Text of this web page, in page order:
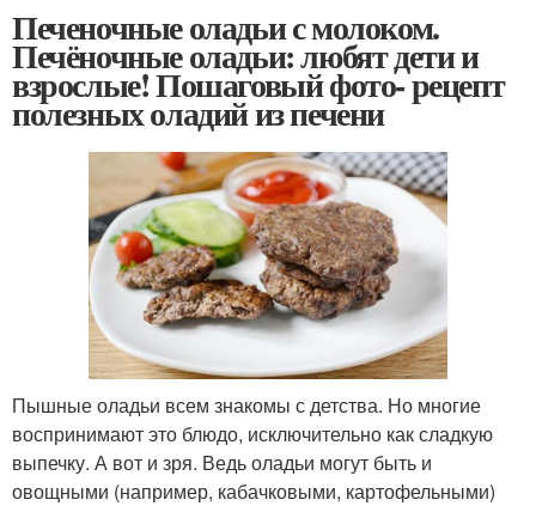
Печеночные оладьи с молоком.
Печёночные оладьи: любят дети и
взрослые! Пошаговый фото- рецепт
полезных оладий из печени
Пышные оладьи всем знакомы с детства. Но многие
воспринимают это блюдо, исключительно как сладкую
выпечку. А вот и зря. Ведь оладьи могут быть и
овощными (например, кабачковыми, картофельными)